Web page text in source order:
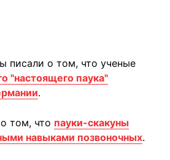
писали о том, что ученые
"настоящего паука"
.
том, что пауки-скакуны
навыками позвоночных.